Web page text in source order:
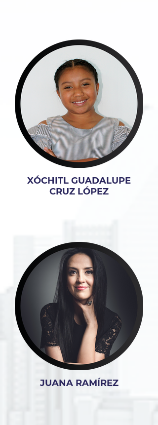
XÓCHITL GUADALUPE
CRUZ LÓPEZ
JUANA RAMÍREZ